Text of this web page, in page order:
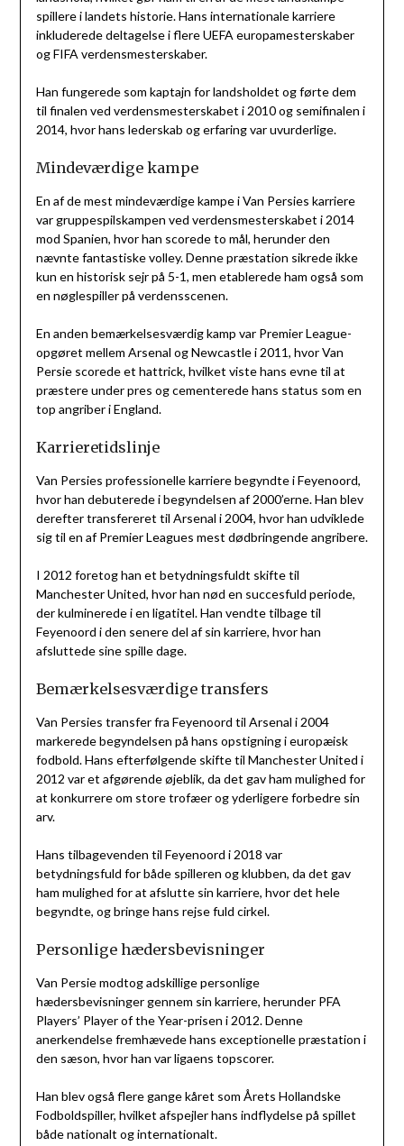
spillere i landets historie. Hans internationale karriere
inkluderede deltagelse i flere UEFA europamesterskaber
og FIFA verdensmesterskaber.
Han fungerede som kaptajn for landsholdet og førte dem
til finalen ved verdensmesterskabet i 2010 og semifinalen i
2014, hvor hans lederskab og erfaring var uvurderlige.
Mindeværdige kampe
En af de mest mindeværdige kampe i Van Persies karriere
var gruppespilskampen ved verdensmesterskabet i 2014
mod Spanien, hvor han scorede to mål, herunder den
nævnte fantastiske volley. Denne præstation sikrede ikke
kun en historisk sejr på 5-1, men etablerede ham også som
en nøglespiller på verdensscenen.
En anden bemærkelsesværdig kamp var Premier League-
opgøret mellem Arsenal og Newcastle i 2011, hvor Van
Persie scorede et hattrick, hvilket viste hans evne til at
præstere under pres og cementerede hans status som en
top angriber i England.
Karrieretidslinje
Van Persies professionelle karriere begyndte i Feyenoord,
hvor han debuterede i begyndelsen af 2000’erne. Han blev
derefter transfereret til Arsenal i 2004, hvor han udviklede
sig til en af Premier Leagues mest dødbringende angribere.
I 2012 foretog han et betydningsfuldt skifte til
Manchester United, hvor han nød en succesfuld periode,
der kulminerede i en ligatitel. Han vendte tilbage til
Feyenoord i den senere del af sin karriere, hvor han
afsluttede sine spille dage.
Bemærkelsesværdige transfers
Van Persies transfer fra Feyenoord til Arsenal i 2004
markerede begyndelsen på hans opstigning i europæisk
fodbold. Hans efterfølgende skifte til Manchester United i
2012 var et afgørende øjeblik, da det gav ham mulighed for
at konkurrere om store trofæer og yderligere forbedre sin
arv.
Hans tilbagevenden til Feyenoord i 2018 var
betydningsfuld for både spilleren og klubben, da det gav
ham mulighed for at afslutte sin karriere, hvor det hele
begyndte, og bringe hans rejse fuld cirkel.
Personlige hædersbevisninger
Van Persie modtog adskillige personlige
hædersbevisninger gennem sin karriere, herunder PFA
Players’ Player of the Year-prisen i 2012. Denne
anerkendelse fremhævede hans exceptionelle præstation i
den sæson, hvor han var ligaens topscorer.
Han blev også flere gange kåret som Årets Hollandske
Fodboldspiller, hvilket afspejler hans indflydelse på spillet
både nationalt og internationalt.